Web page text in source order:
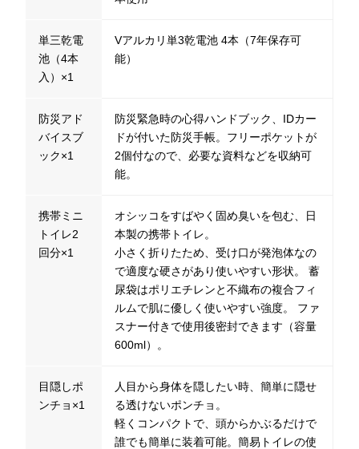
単三乾電
池（4本
入）×1
Vアルカリ単3乾電池 4本（7年保存可
能）
防災アド
バイスブ
ック×1
防災緊急時の心得ハンドブック、IDカー
ドが付いた防災手帳。フリーポケットが
2個付なので、必要な資料などを収納可
能。
携帯ミニ
トイレ2
回分×1
オシッコをすばやく固め臭いを包む、日
本製の携帯トイレ。
小さく折りたため、受け口が発泡体なの
で適度な硬さがあり使いやすい形状。 蓄
尿袋はポリエチレンと不織布の複合フィ
ルムで肌に優しく使いやすい強度。 ファ
スナー付きで使用後密封できます（容量
600ml）。
目隠しポ
ンチョ×1
人目から身体を隠したい時、簡単に隠せ
る透けないポンチョ。
軽くコンパクトで、頭からかぶるだけで
誰でも簡単に装着可能。簡易トイレの使